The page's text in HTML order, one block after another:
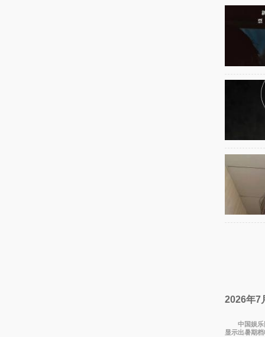
2026年7
中国娱乐网
显示出暑期